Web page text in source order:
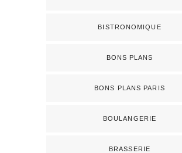
BISTRONOMIQUE
BONS PLANS
BONS PLANS PARIS
BOULANGERIE
BRASSERIE